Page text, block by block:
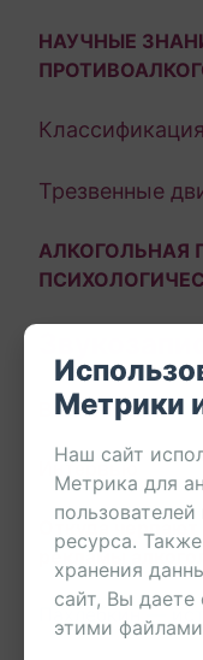
НАУЧНЫЕ
Классификация
Трезвенные
АЛКОГОЛЬНАЯ
Выступление
Откуда
рекламы
Пахлебкин —
Метрики
Наш сайт
Метрика для
ресурса.
хранения
сайт, Вы даете
этими